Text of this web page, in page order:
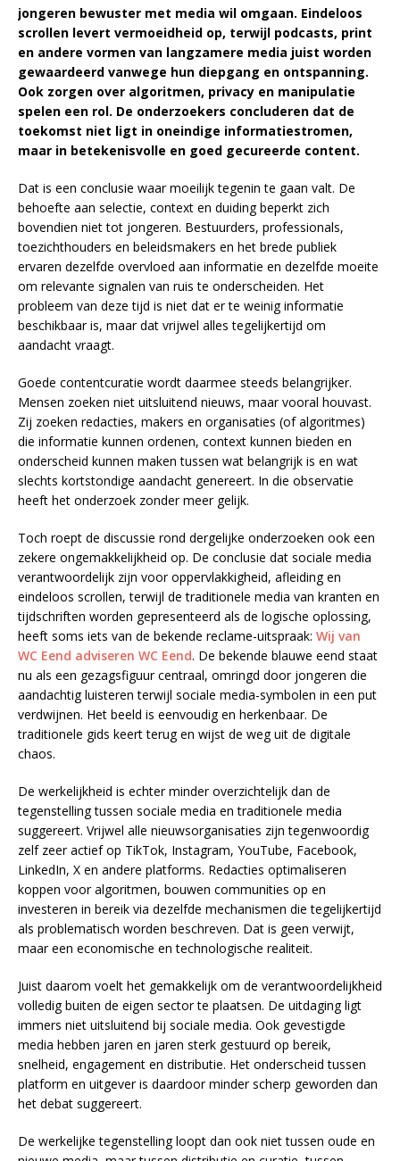
jongeren bewuster met media wil omgaan. Eindeloos
scrollen levert vermoeidheid op, terwijl podcasts, print
en andere vormen van langzamere media juist worden
gewaardeerd vanwege hun diepgang en ontspanning.
Ook zorgen over algoritmen, privacy en manipulatie
spelen een rol. De onderzoekers concluderen dat de
toekomst niet ligt in oneindige informatiestromen,
maar in betekenisvolle en goed gecureerde content.
Dat is een conclusie waar moeilijk tegenin te gaan valt. De
behoefte aan selectie, context en duiding beperkt zich
bovendien niet tot jongeren. Bestuurders, professionals,
toezichthouders en beleidsmakers en het brede publiek
ervaren dezelfde overvloed aan informatie en dezelfde moeite
om relevante signalen van ruis te onderscheiden. Het
probleem van deze tijd is niet dat er te weinig informatie
beschikbaar is, maar dat vrijwel alles tegelijkertijd om
aandacht vraagt.
Goede contentcuratie wordt daarmee steeds belangrijker.
Mensen zoeken niet uitsluitend nieuws, maar vooral houvast.
Zij zoeken redacties, makers en organisaties (of algoritmes)
die informatie kunnen ordenen, context kunnen bieden en
onderscheid kunnen maken tussen wat belangrijk is en wat
slechts kortstondige aandacht genereert. In die observatie
heeft het onderzoek zonder meer gelijk.
Toch roept de discussie rond dergelijke onderzoeken ook een
zekere ongemakkelijkheid op. De conclusie dat sociale media
verantwoordelijk zijn voor oppervlakkigheid, afleiding en
eindeloos scrollen, terwijl de traditionele media van kranten en
tijdschriften worden gepresenteerd als de logische oplossing,
heeft soms iets van de bekende reclame-uitspraak: Wij van
WC Eend adviseren WC Eend. De bekende blauwe eend staat
nu als een gezagsfiguur centraal, omringd door jongeren die
aandachtig luisteren terwijl sociale media-symbolen in een put
verdwijnen. Het beeld is eenvoudig en herkenbaar. De
traditionele gids keert terug en wijst de weg uit de digitale
chaos.
De werkelijkheid is echter minder overzichtelijk dan de
tegenstelling tussen sociale media en traditionele media
suggereert. Vrijwel alle nieuwsorganisaties zijn tegenwoordig
zelf zeer actief op TikTok, Instagram, YouTube, Facebook,
LinkedIn, X en andere platforms. Redacties optimaliseren
koppen voor algoritmen, bouwen communities op en
investeren in bereik via dezelfde mechanismen die tegelijkertijd
als problematisch worden beschreven. Dat is geen verwijt,
maar een economische en technologische realiteit.
Juist daarom voelt het gemakkelijk om de verantwoordelijkheid
volledig buiten de eigen sector te plaatsen. De uitdaging ligt
immers niet uitsluitend bij sociale media. Ook gevestigde
media hebben jaren en jaren sterk gestuurd op bereik,
snelheid, engagement en distributie. Het onderscheid tussen
platform en uitgever is daardoor minder scherp geworden dan
het debat suggereert.
De werkelijke tegenstelling loopt dan ook niet tussen oude en